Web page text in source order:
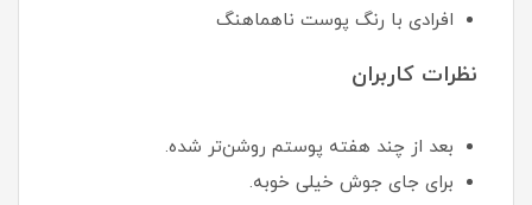
افرادی با رنگ پوست ناهماهنگ
نظرات کاربران
بعد از چند هفته پوستم روشن‌تر شده.
برای جای جوش خیلی خوبه.